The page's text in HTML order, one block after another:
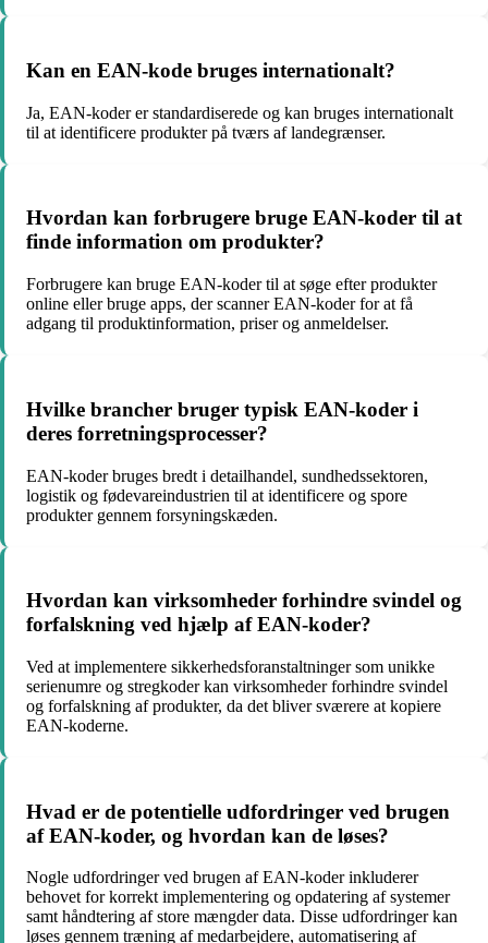
Kan en EAN-kode bruges internationalt?
Ja, EAN-koder er standardiserede og kan bruges internationalt
til at identificere produkter på tværs af landegrænser.
Hvordan kan forbrugere bruge EAN-koder til at
finde information om produkter?
Forbrugere kan bruge EAN-koder til at søge efter produkter
online eller bruge apps, der scanner EAN-koder for at få
adgang til produktinformation, priser og anmeldelser.
Hvilke brancher bruger typisk EAN-koder i
deres forretningsprocesser?
EAN-koder bruges bredt i detailhandel, sundhedssektoren,
logistik og fødevareindustrien til at identificere og spore
produkter gennem forsyningskæden.
Hvordan kan virksomheder forhindre svindel og
forfalskning ved hjælp af EAN-koder?
Ved at implementere sikkerhedsforanstaltninger som unikke
serienumre og stregkoder kan virksomheder forhindre svindel
og forfalskning af produkter, da det bliver sværere at kopiere
EAN-koderne.
Hvad er de potentielle udfordringer ved brugen
af EAN-koder, og hvordan kan de løses?
Nogle udfordringer ved brugen af EAN-koder inkluderer
behovet for korrekt implementering og opdatering af systemer
samt håndtering af store mængder data. Disse udfordringer kan
løses gennem træning af medarbejdere, automatisering af